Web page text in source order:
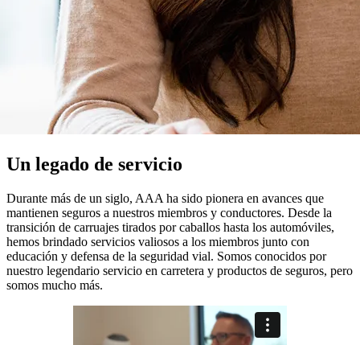
Un legado de servicio
Durante más de un siglo, AAA ha sido pionera en avances que
mantienen seguros a nuestros miembros y conductores. Desde la
transición de carruajes tirados por caballos hasta los automóviles,
hemos brindado servicios valiosos a los miembros junto con
educación y defensa de la seguridad vial. Somos conocidos por
nuestro legendario servicio en carretera y productos de seguros, pero
somos mucho más.